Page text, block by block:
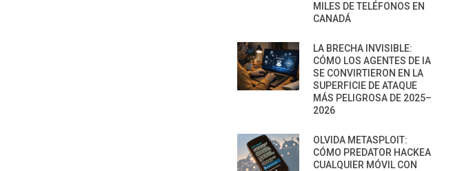
MILES DE TELÉFONOS EN
CANADÁ
LA BRECHA INVISIBLE:
CÓMO LOS AGENTES DE IA
SE CONVIRTIERON EN LA
SUPERFICIE DE ATAQUE
MÁS PELIGROSA DE 2025–
2026
OLVIDA METASPLOIT:
CÓMO PREDATOR HACKEA
CUALQUIER MÓVIL CON